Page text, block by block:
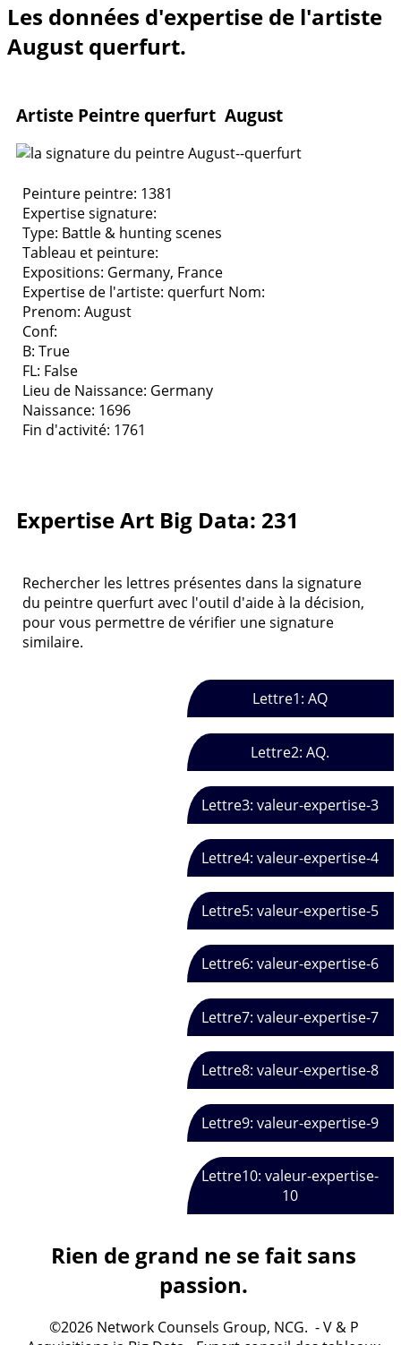
Les données d'expertise de l'artiste
August querfurt.
Artiste Peintre querfurt August
Peinture peintre: 1381
Expertise signature:
Type: Battle & hunting scenes
Tableau et peinture:
Expositions: Germany, France
Expertise de l'artiste: querfurt Nom:
Prenom: August
Conf:
B: True
FL: False
Lieu de Naissance: Germany
Naissance: 1696
Fin d'activité: 1761
Expertise Art Big Data: 231
Rechercher les lettres présentes dans la signature
du peintre querfurt avec l'outil d'aide à la décision,
pour vous permettre de vérifier une signature
similaire.
Lettre1: AQ
Lettre2: AQ.
Lettre3: valeur-expertise-3
Lettre4: valeur-expertise-4
Lettre5: valeur-expertise-5
Lettre6: valeur-expertise-6
Lettre7: valeur-expertise-7
Lettre8: valeur-expertise-8
Lettre9: valeur-expertise-9
Lettre10: valeur-expertise-
10
Rien de grand ne se fait sans
passion.
©2026 Network Counsels Group, NCG. - V & P